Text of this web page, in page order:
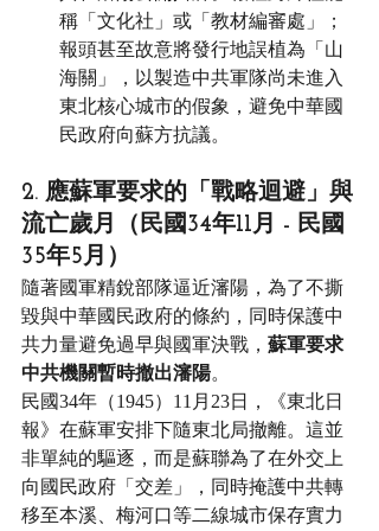
稱「文化社」或「教材編審處」；
報頭甚至故意將發行地誤植為「山
海關」，以製造中共軍隊尚未進入
東北核心城市的假象，避免中華國
民政府向蘇方抗議。
2. 應蘇軍要求的「戰略迴避」與
流亡歲月（民國34年11月 - 民國
35年5月）
隨著國軍精銳部隊逼近瀋陽，為了不撕
毀與中華國民政府的條約，同時保護中
共力量避免過早與國軍決戰， 蘇軍要求
中共機關暫時撤出瀋陽。
民國34年（1945）11月23日，《東北日
報》在蘇軍安排下隨東北局撤離。這並
非單純的驅逐，而是蘇聯為了在外交上
向國民政府「交差」，同時掩護中共轉
移至本溪、梅河口等二線城市保存實力